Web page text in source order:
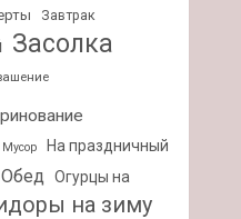
Завтрак
Засолка
Мусор
На праздничный
Обед
Огурцы на
на зиму